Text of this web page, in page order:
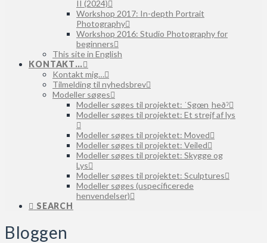
II (2024)
Workshop 2017: In-depth Portrait
Photography
Workshop 2016: Studio Photography for
beginners
This site in English
KONTAKT…
Kontakt mig…
Tilmelding til nyhedsbrev
Modeller søges
Modeller søges til projektet: ˈSgœnˌheðˀ
Modeller søges til projektet: Et strejf af lys
Modeller søges til projektet: Moved
Modeller søges til projektet: Veiled
Modeller søges til projektet: Skygge og
Lys
Modeller søges til projektet: Sculptures
Modeller søges (uspecificerede
henvendelser)
SEARCH
Bloggen